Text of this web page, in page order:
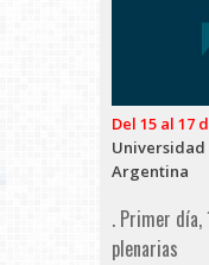
Del 15 al 17
Universidad
Argentina
. Primer día,
plenarias